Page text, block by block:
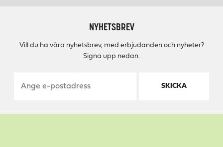
NYHETSBREV
Vill du ha våra nyhetsbrev, med erbjudanden och nyheter?
Signa upp nedan.
SKICKA